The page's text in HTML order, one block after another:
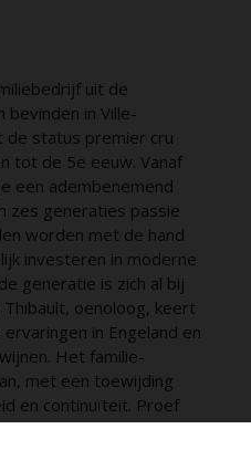
uit de
bevinden in Ville-
de status premier cru
tot de 5e eeuw. Vanaf
een adembenemend
zes generaties passie
worden met de hand
investeren in moderne
generatie is zich al bij
oenoloog, keert
in Engeland en
Het familie-
met een toewijding
en continuïteit. Proef
en hedendaagse